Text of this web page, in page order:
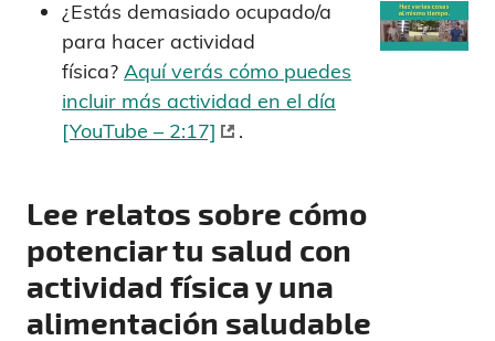
¿Estás demasiado ocupado/a
para hacer actividad
física? Aquí verás cómo puedes
incluir más actividad en el día
[YouTube – 2:17]
.
Lee relatos sobre cómo
potenciar tu salud con
actividad física y una
alimentación saludable